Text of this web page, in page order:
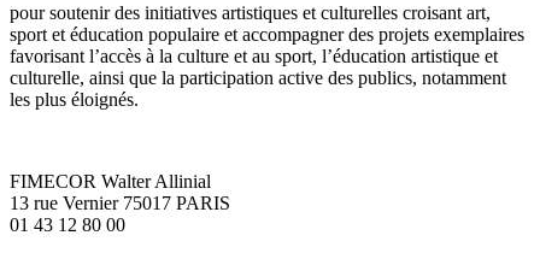
pour soutenir des initiatives artistiques et culturelles croisant art,
sport et éducation populaire et accompagner des projets exemplaires
favorisant l’accès à la culture et au sport, l’éducation artistique et
culturelle, ainsi que la participation active des publics, notamment
les plus éloignés.
FIMECOR Walter Allinial
13 rue Vernier 75017 PARIS
01 43 12 80 00